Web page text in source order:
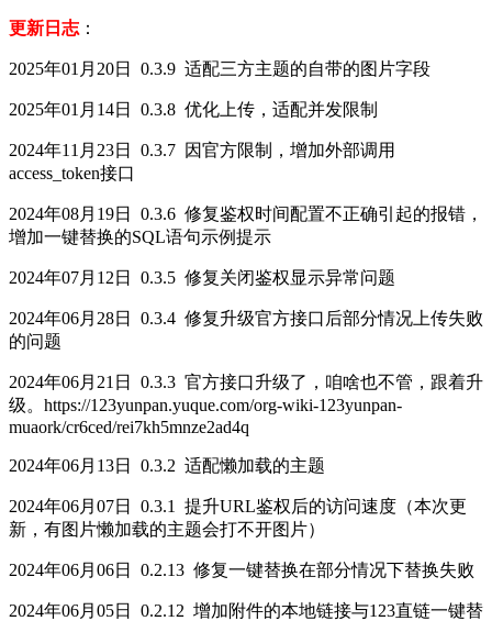
更新日志 ：
2025年01月20日 0.3.9 适配三方主题的自带的图片字段
2025年01月14日 0.3.8 优化上传，适配并发限制
2024年11月23日 0.3.7 因官方限制，增加外部调用
access_token接口
2024年08月19日 0.3.6 修复鉴权时间配置不正确引起的报错，
增加一键替换的SQL语句示例提示
2024年07月12日 0.3.5 修复关闭鉴权显示异常问题
2024年06月28日 0.3.4 修复升级官方接口后部分情况上传失败
的问题
2024年06月21日 0.3.3 官方接口升级了，咱啥也不管，跟着升
级。https://123yunpan.yuque.com/org-wiki-123yunpan-
muaork/cr6ced/rei7kh5mnze2ad4q
2024年06月13日 0.3.2 适配懒加载的主题
2024年06月07日 0.3.1 提升URL鉴权后的访问速度（本次更
新，有图片懒加载的主题会打不开图片）
2024年06月06日 0.2.13 修复一键替换在部分情况下替换失败
2024年06月05日 0.2.12 增加附件的本地链接与123直链一键替